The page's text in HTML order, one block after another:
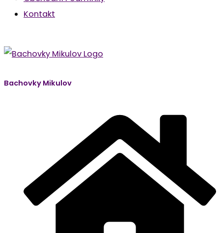
Kontakt
Bachovky Mikulov